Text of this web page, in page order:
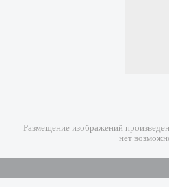
Размещение изображений
нет